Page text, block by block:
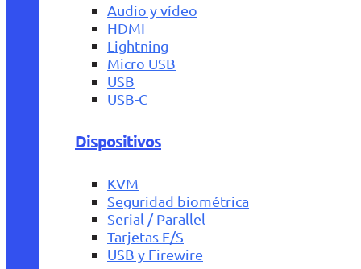
Audio y vídeo
HDMI
Lightning
Micro USB
USB
USB-C
Dispositivos
KVM
Seguridad biométrica
Serial / Parallel
Tarjetas E/S
USB y Firewire